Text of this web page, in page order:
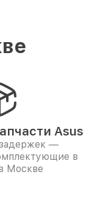
Asus
—
в
Москве